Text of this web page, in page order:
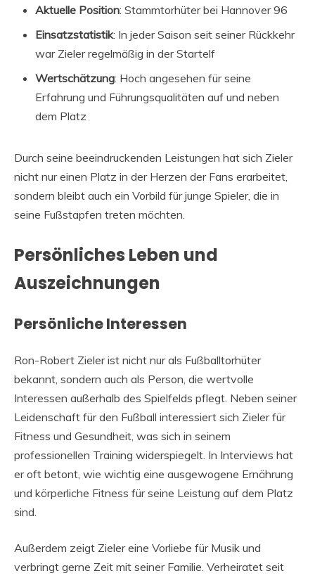
Aktuelle Position: Stammtorhüter bei Hannover 96
Einsatzstatistik: In jeder Saison seit seiner Rückkehr
war Zieler regelmäßig in der Startelf
Wertschätzung: Hoch angesehen für seine
Erfahrung und Führungsqualitäten auf und neben
dem Platz
Durch seine beeindruckenden Leistungen hat sich Zieler
nicht nur einen Platz in der Herzen der Fans erarbeitet,
sondern bleibt auch ein Vorbild für junge Spieler, die in
seine Fußstapfen treten möchten.
Persönliches Leben und
Auszeichnungen
Persönliche Interessen
Ron-Robert Zieler ist nicht nur als Fußballtorhüter
bekannt, sondern auch als Person, die wertvolle
Interessen außerhalb des Spielfelds pflegt. Neben seiner
Leidenschaft für den Fußball interessiert sich Zieler für
Fitness und Gesundheit, was sich in seinem
professionellen Training widerspiegelt. In Interviews hat
er oft betont, wie wichtig eine ausgewogene Ernährung
und körperliche Fitness für seine Leistung auf dem Platz
sind.
Außerdem zeigt Zieler eine Vorliebe für Musik und
verbringt gerne Zeit mit seiner Familie. Verheiratet seit